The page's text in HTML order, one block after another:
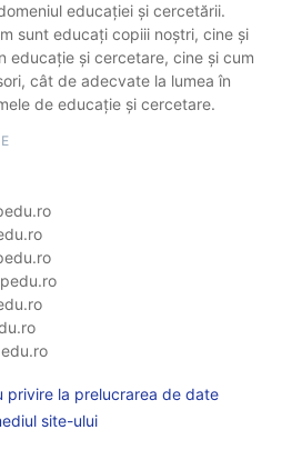
educației și cercetării.
sunt educați copiii noștri, cine și
educație și cercetare, cine și cum
cât de adecvate la lumea în
de educație și cercetare.
privire la prelucrarea de date
site-ului